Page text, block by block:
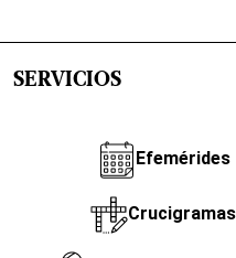
SERVICIOS
Efemérides
Crucigramas